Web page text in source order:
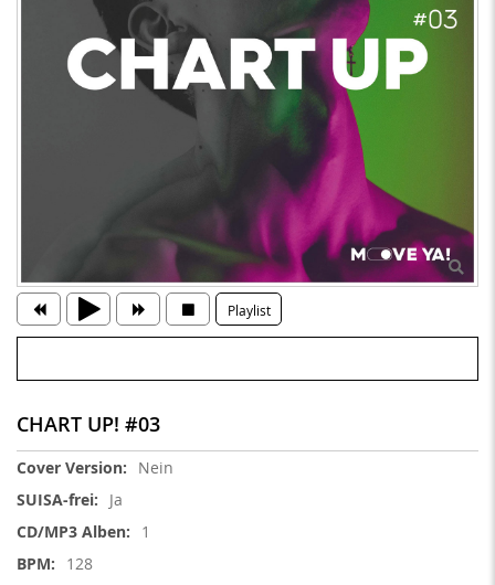
Playlist
CHART UP! #03
Weitere
Nein
Ja
1
128